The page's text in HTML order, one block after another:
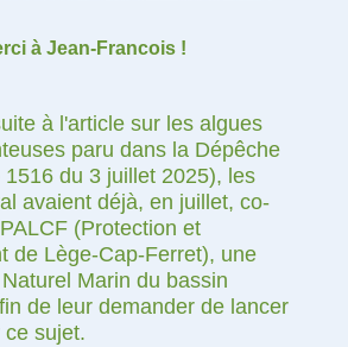
à Jean-Francois !
à l'article sur les algues
paru dans la Dépêche
du 3 juillet 2025), les
avaient déjà, en juillet, co-
(Protection et
de Lège-Cap-Ferret), une
Marin du bassin
de leur demander de lancer
ce sujet.